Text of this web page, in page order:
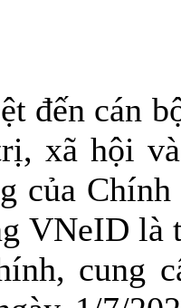
đến cán
xã hội
của
VNeID là
cung